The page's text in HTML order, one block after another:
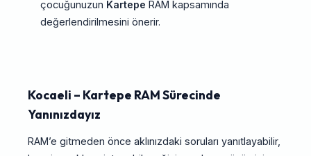
çocuğunuzun Kartepe RAM kapsamında
değerlendirilmesini önerir.
Kocaeli – Kartepe RAM Sürecinde
Yanınızdayız
RAM’e gitmeden önce aklınızdaki soruları yanıtlayabilir,